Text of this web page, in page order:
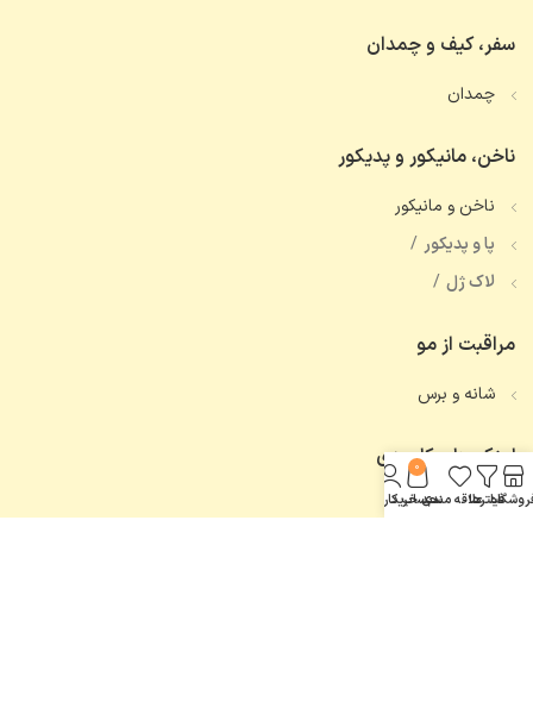
سفر، کیف و چمدان
چمدان
ناخن، مانیکور و پدیکور
ناخن و مانیکور
پا و پدیکور
لاک ژل
مراقبت از مو
شانه و برس
لینک های کاربردی
تماس با ما
فیلترهاعلاقه مندی
0
سبد خرید
حساب کاربری من